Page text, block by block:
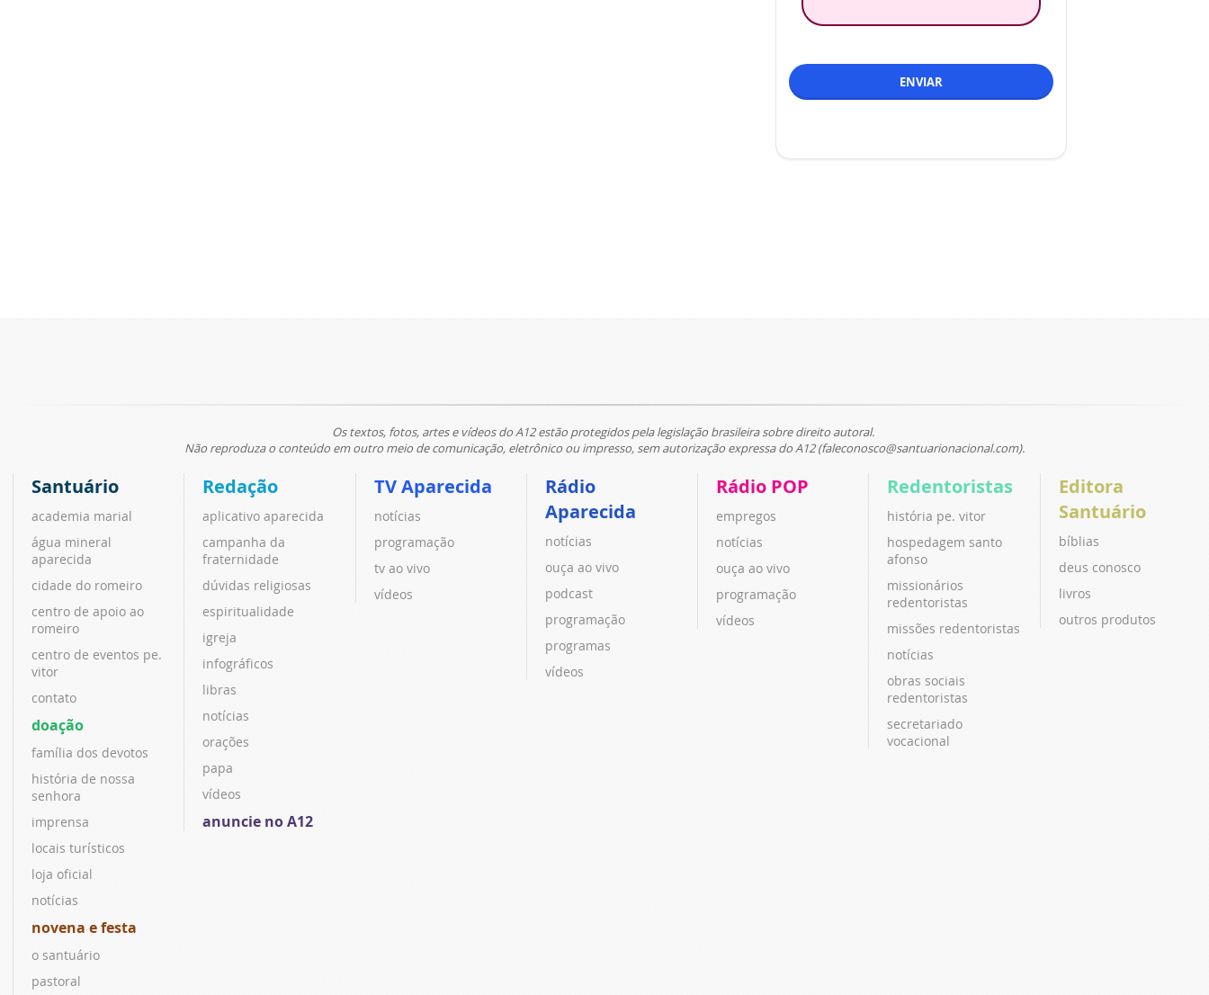
ENVIAR
Os textos, fotos, artes e vídeos do A12 estão protegidos pela legislação brasileira sobre direito autoral.
Não reproduza o conteúdo em outro meio de comunicação, eletrônico ou impresso, sem autorização expressa do A12 (faleconosco@santuarionacional.com).
Santuário
academia marial
água mineral
aparecida
cidade do romeiro
centro de apoio ao
romeiro
centro de eventos pe.
vitor
contato
doação
família dos devotos
história de nossa
senhora
imprensa
locais turísticos
loja oficial
notícias
novena e festa
o santuário
pastoral
Redação
aplicativo aparecida
campanha da
fraternidade
dúvidas religiosas
espiritualidade
igreja
infográficos
libras
notícias
orações
papa
vídeos
anuncie no A12
TV Aparecida
notícias
programação
tv ao vivo
vídeos
Rádio
Aparecida
notícias
ouça ao vivo
podcast
programação
programas
vídeos
Rádio POP
empregos
notícias
ouça ao vivo
programação
vídeos
Redentoristas
história pe. vitor
hospedagem santo
afonso
missionários
redentoristas
missões redentoristas
notícias
obras sociais
redentoristas
secretariado
vocacional
Editora
Santuário
bíblias
deus conosco
livros
outros produtos